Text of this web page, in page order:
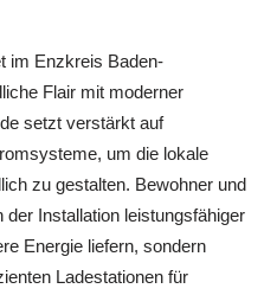
im Enzkreis Baden-
Flair mit moderner
setzt verstärkt auf
um die lokale
zu gestalten. Bewohner und
Installation leistungsfähiger
Energie liefern, sondern
Ladestationen für